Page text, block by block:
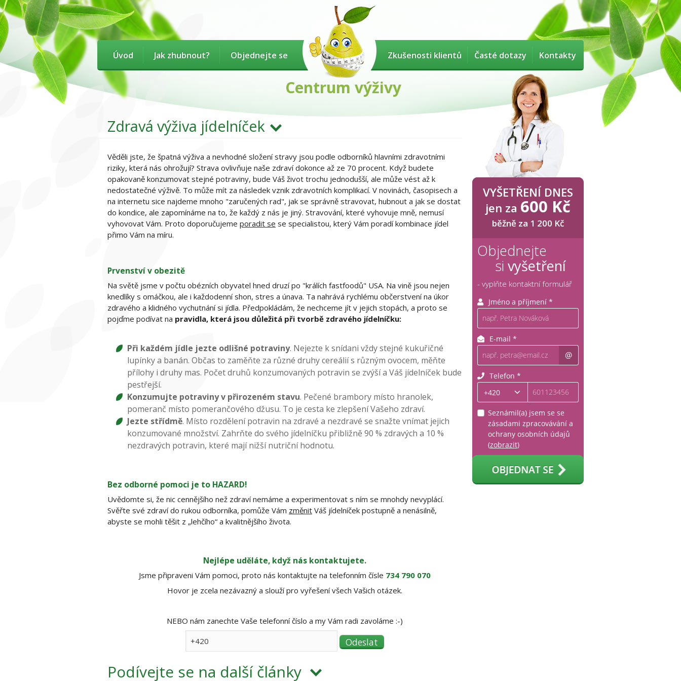
Centrum výživy
Úvod Jak zhubnout? Objednejte se Zkušenosti klientů Časté dotazy Kontakty
Zdravá výživa jídelníček
Věděli jste, že špatná výživa a nevhodné složení stravy jsou podle odborníků hlavními zdravotními
riziky, která nás ohrožují? Strava ovlivňuje naše zdraví dokonce až ze 70 procent. Když budete
opakovaně konzumovat stejné potraviny, bude Váš život trochu jednodušší, ale může vést až k
nedostatečné výživě. To může mít za následek vznik zdravotních komplikací. V novinách, časopisech a
na internetu sice najdeme mnoho "zaručených rad", jak se správně stravovat, hubnout a jak se dostat
do kondice, ale zapomínáme na to, že každý z nás je jiný. Stravování, které vyhovuje mně, nemusí
vyhovovat Vám. Proto doporučujeme poradit se se specialistou, který Vám poradí kombinace jídel
přimo Vám na míru.
Prvenství v obezitě
Na světě jsme v počtu obézních obyvatel hned druzí po "králích fastfoodů" USA. Na vině jsou nejen
knedlíky s omáčkou, ale i každodenní shon, stres a únava. Ta nahrává rychlému občerstvení na úkor
zdravého a klidného vychutnání si jídla. Předpokládám, že nechceme jít v jejich stopách, a proto se
pojďme podívat na pravidla, která jsou důležitá při tvorbě zdravého jídelníčku:
Při každém jídle jezte odlišné potraviny. Nejezte k snídani vždy stejné kukuřičné
lupínky a banán. Občas to zaměňte za různé druhy cereálií s různým ovocem, měňte
přílohy i druhy mas. Počet druhů konzumovaných potravin se zvýší a Váš jídelníček bude
pestřejší.
Konzumujte potraviny v přirozeném stavu. Pečené brambory místo hranolek,
pomeranč místo pomerančového džusu. To je cesta ke zlepšení Vašeho zdraví.
Jezte střídmě. Místo rozdělení potravin na zdravé a nezdravé se snažte vnímat jejich
konzumované množství. Zahrňte do svého jídelníčku přibližně 90 % zdravých a 10 %
nezdravých potravin, které mají nižší nutriční hodnotu.
Bez odborné pomoci je to HAZARD!
Uvědomte si, že nic cennějšího než zdraví nemáme a experimentovat s ním se mnohdy nevyplácí.
Svěřte své zdraví do rukou odborníka, pomůže Vám změnit Váš jídelníček postupně a nenásilně,
abyste se mohli těšit z „lehčího“ a kvalitnějšího života.
Nejlépe uděláte, když nás kontaktujete.
Jsme připraveni Vám pomoci, proto nás kontaktujte na telefonním čísle 734 790 070
Hovor je zcela nezávazný a slouží pro vyřešení všech Vašich otázek.
NEBO nám zanechte Vaše telefonní číslo a my Vám radi zavoláme :-)
Podívejte se na další články
VYŠETŘENÍ DNES
jen za 600 Kč
běžně za 1 200 Kč
Objednejte
si vyšetření
- vyplňte kontaktní formulář